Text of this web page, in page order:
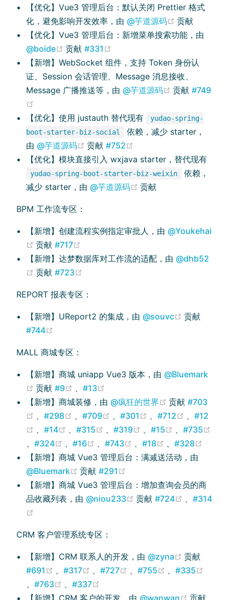
【优化】Vue3 管理后台：默认关闭 Prettier 格式
化，避免影响开发效率，由@芋道源码 (opens new
贡献
【优化】Vue3 管理后台：新增菜单搜索功能，由
@boide
(opens new window)
贡献#331
【新增】WebSocket 组件，支持 Token 身份认
证、Session 会话管理、Message 消息接收、
Message 广播推送等，由@芋道源码 (opens new
贡献#749
【优化】使用 justauth 替代现有
yudao-spring-
boot-starter-biz-social
依赖，减少 starter，
由@芋道源码 (opens new window)
贡献#752
【优化】模块直接引入 wxjava starter，替代现有
yudao-spring-boot-starter-biz-weixin
依赖，
减少 starter，由@芋道源码 (opens new window)
贡献
BPM 工作流专区：
【新增】创建流程实例指定审批人，由@Youkehai
(opens new window)
贡献#717
【新增】达梦数据库对工作流的适配，由@dhb52
(opens new window)
贡献#723
REPORT 报表专区：
【新增】UReport2 的集成，由@souvc (opens
贡献
#744
MALL 商城专区：
【新增】商城 uniapp Vue3 版本，由@Bluemark
(opens new window)
贡献#9 (opens new window)
、#13
【新增】商城装修，由@疯狂的世界 (opens new
贡献#703
(opens new window)
、#298 (opens new window)
、#709 (opens new window)
、#301 (opens new
、#712 (opens
、#12
(opens new window)
、#14 (opens new window)
、#315 (opens new window)
、#319 (opens new window)
、#15 (opens new
、#735
(opens new window)
、#324 (opens new window)
、#16 (opens new window)
、#743 (opens new window)
、#18 (opens new
、#328
【新增】商城 Vue3 管理后台：满减送活动，由
@Bluemark
(opens new window)
贡献#291
【新增】商城 Vue3 管理后台：增加查询会员的商
品收藏列表，由@niou233 (opens new window)
贡献#724 (opens
、#314
CRM 客户管理系统专区：
【新增】CRM 联系人的开发，由@zyna (opens
贡献
#691
(opens new window)
、#317 (opens new window)
、#727 (opens new window)
、#755 (opens new
、#335
(opens new window)
、#763 (opens new window)
、#337
(opens